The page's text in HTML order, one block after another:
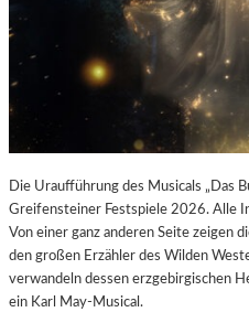
Die Uraufführung des Musicals „Das
Greifensteiner Festspiele 2026. Alle
Von einer ganz anderen Seite zeigen
den großen Erzähler des Wilden
verwandeln dessen erzgebirgischen
ein Karl May-Musical.